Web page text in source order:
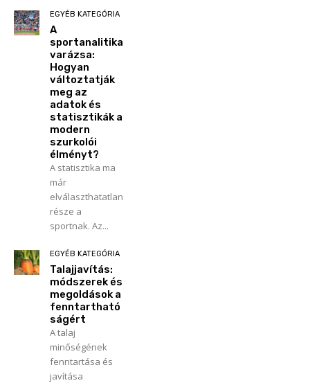
EGYÉB KATEGÓRIA
A
sportanalitika
varázsa:
Hogyan
változtatják
meg az
adatok és
statisztikák a
modern
szurkolói
élményt?
A statisztika ma
már
elválaszthatatlan
része a
sportnak. Az...
EGYÉB KATEGÓRIA
Talajjavítás:
módszerek és
megoldások a
fenntartható
ságért
A talaj
minőségének
fenntartása és
javítása